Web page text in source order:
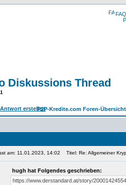
FAQ
Diskussions Thread
P2P-Kredite.com Foren-Übersicht
am: 11.01.2023, 14:02 Titel: Re: Allgemeiner
hugh hat Folgendes geschrieben:
https://www.derstandard.at/story/